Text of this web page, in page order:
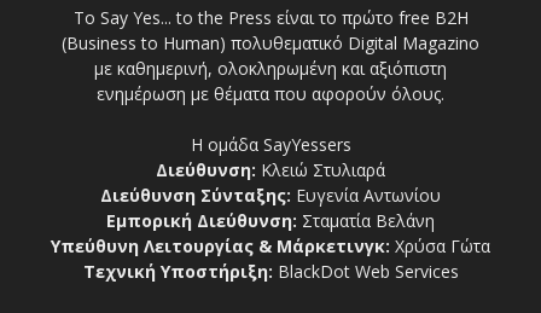
Το Say Yes... to the Press είναι το πρώτο free Β2Η
(Business to Human) πολυθεματικό Digital Magazino
με καθημερινή, ολοκληρωμένη και αξιόπιστη
ενημέρωση με θέματα που αφορούν όλους.
Η ομάδα SayYessers
Διεύθυνση: Κλειώ Στυλιαρά
Διεύθυνση Σύνταξης: Ευγενία Αντωνίου
Εμπορική Διεύθυνση: Σταματία Βελάνη
Υπεύθυνη Λειτουργίας & Μάρκετινγκ: Χρύσα Γώτα
Τεχνική Υποστήριξη: BlackDot Web Services